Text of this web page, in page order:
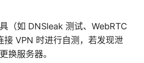
（如 DNSleak 测试、WebRTC
接 VPN 时进行自测，若发现泄
换服务器。